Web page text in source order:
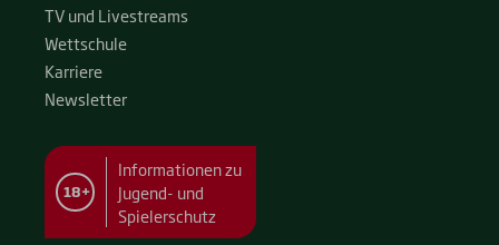
TV und Live­streams
Wett­schu­le
Kar­rie­re
News­let­ter
18+
Informationen zu
Jugend- und
Spielerschutz